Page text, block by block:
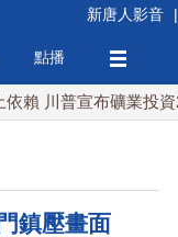
新唐人影音 |
點播
宣布礦業投資20億美元
鎮壓畫面